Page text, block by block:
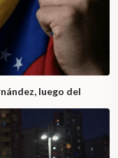
luego del